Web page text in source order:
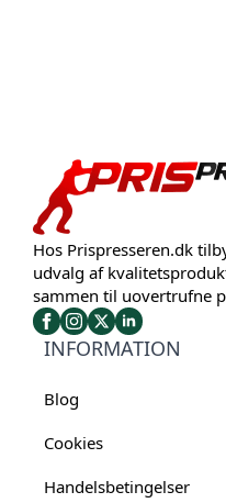
Hos Prispresseren.dk
udvalg af
sammen til uovertrufne
INFORMATION
Blog
Cookies
Handelsbetingelser